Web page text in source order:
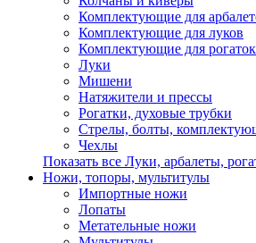
Комплектующие для
Комплектующие для луков
Комплектующие для
Луки
Мишени
Натяжители и прессы
Рогатки, духовые трубки
Стрелы, болты,
Чехлы
Показать все Луки, арбалеты,
Ножи, топоры, мультитулы
Импортные ножи
Лопаты
Метательные ножи